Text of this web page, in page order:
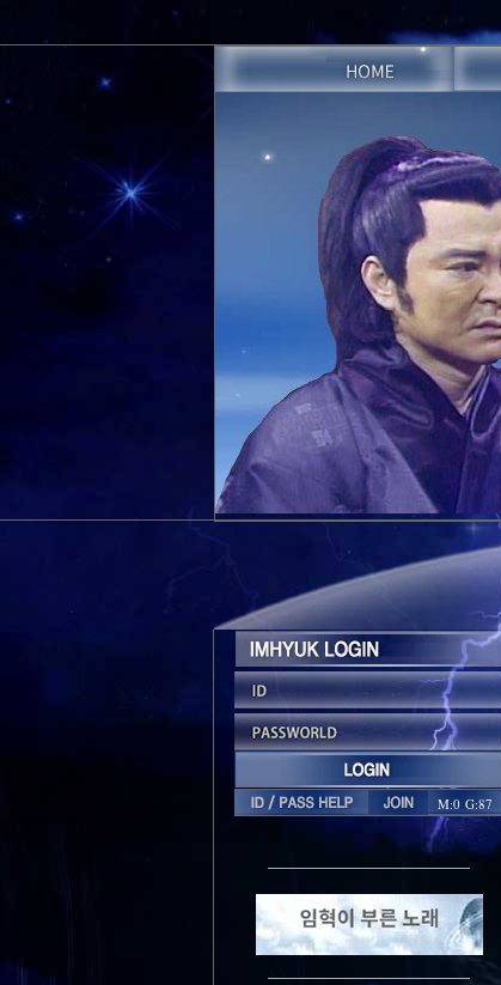
M:0 G:87